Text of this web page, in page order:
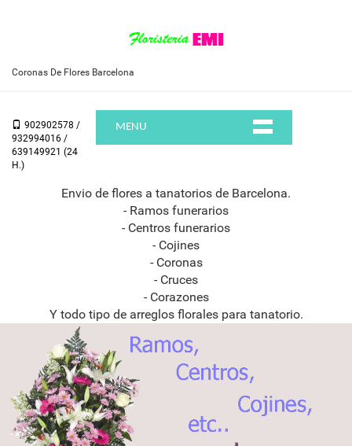
Coronas De Flores Barcelona
902902578 /
932994016 /
639149921 (24
H.)
MENU
Envio de flores a tanatorios de Barcelona.
- Ramos funerarios
- Centros funerarios
- Cojines
- Coronas
- Cruces
- Corazones
Y todo tipo de arreglos florales para tanatorio.